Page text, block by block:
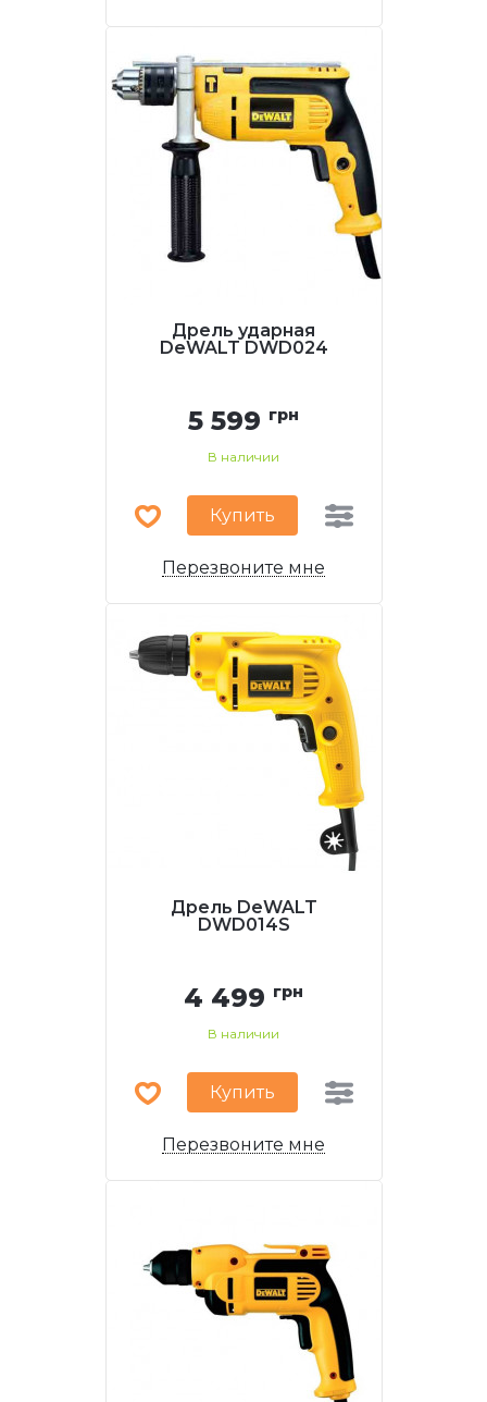
Дрель ударная
DeWALT DWD024
5 599 грн
В наличии
Купить
Перезвоните мне
Дрель DeWALT
DWD014S
4 499 грн
В наличии
Купить
Перезвоните мне